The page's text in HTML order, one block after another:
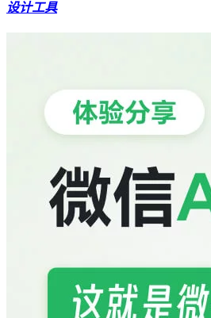
设计工具